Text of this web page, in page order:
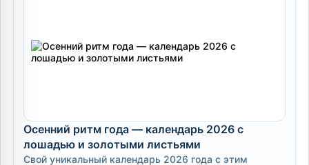
Осенний ритм года — календарь 2026 с
лошадью и золотыми листьями
Свой уникальный календарь 2026 года с этим